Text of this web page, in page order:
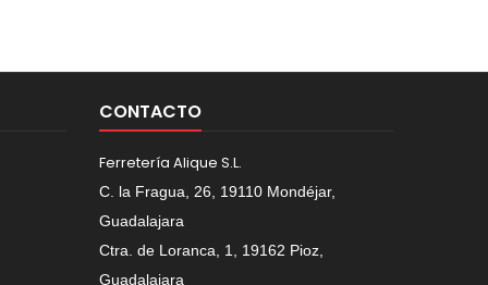
CONTACTO
Ferretería Alique S.L.
C. la Fragua, 26, 19110 Mondéjar,
Guadalajara
Ctra. de Loranca, 1, 19162 Pioz,
Guadalajara